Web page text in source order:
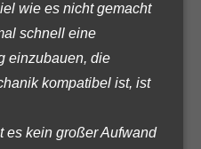
wie es nicht gemacht
schnell eine
einzubauen, die
kompatibel ist, ist
es kein großer Aufwand